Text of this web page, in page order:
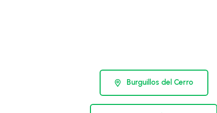
Burguillos del Cerro